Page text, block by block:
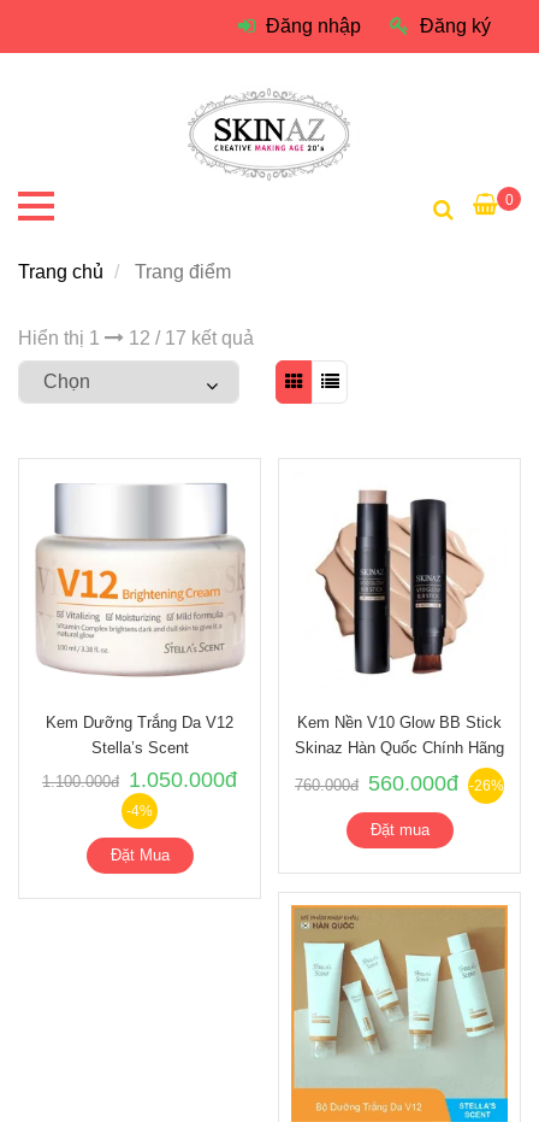
Đăng nhập Đăng ký
0
Trang chủ Trang điểm
Hiển thị 1 12 / 17 kết quả
Kem Dưỡng Trắng Da V12
Stella’s Scent
1.100.000đ 1.050.000đ
-4%
Đặt Mua
Kem Nền V10 Glow BB Stick
Skinaz Hàn Quốc Chính Hãng
760.000đ 560.000đ -26%
Đặt mua